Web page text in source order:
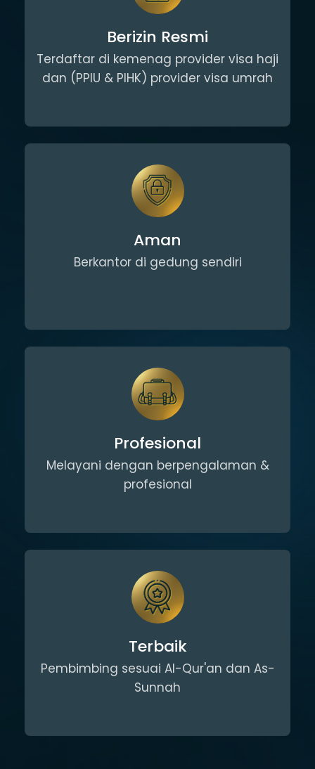
Berizin Resmi
Terdaftar di kemenag provider visa haji
dan (PPIU & PIHK) provider visa umrah
Aman
Berkantor di gedung sendiri
Profesional
Melayani dengan berpengalaman &
profesional
Terbaik
Pembimbing sesuai Al-Qur'an dan As-
Sunnah